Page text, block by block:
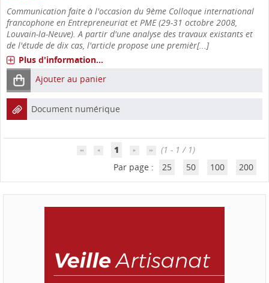
Communication faite à l'occasion du 9ème Colloque international
francophone en Entrepreneuriat et PME (29-31 octobre 2008,
Louvain-la-Neuve). A partir d'une analyse des travaux existants et
de l'étude de dix cas, l'article propose une premièr[...]
Plus d'information...
Ajouter au panier
Document numérique
1
(1 - 1 / 1)
Par page :
25 50 100 200